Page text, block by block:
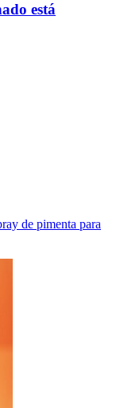
está
de pimenta para